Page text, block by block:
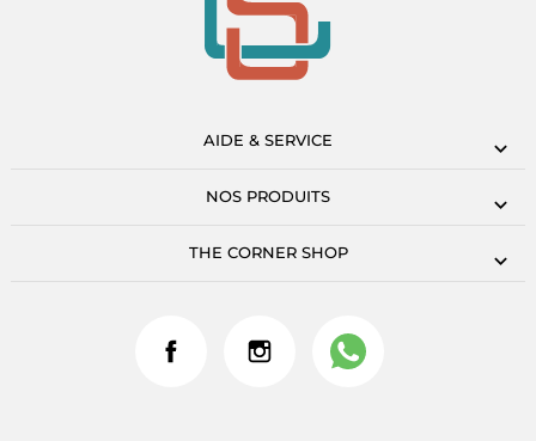
AIDE & SERVICE
NOS PRODUITS
THE CORNER SHOP